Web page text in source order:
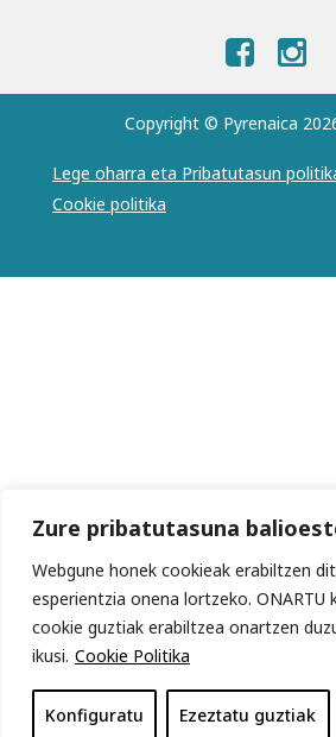
Zure pribatutasuna
Webgune honek cookieak erabiltzen
esperientzia onena lortzeko. ONARTU
cookie guztiak erabiltzea onartzen
ikusi. Cookie Politika
Konfiguratu Ezeztatu guztiak
Copyright © Pyrenaica
Lege oharra eta Pribatutasun
Cookie politika